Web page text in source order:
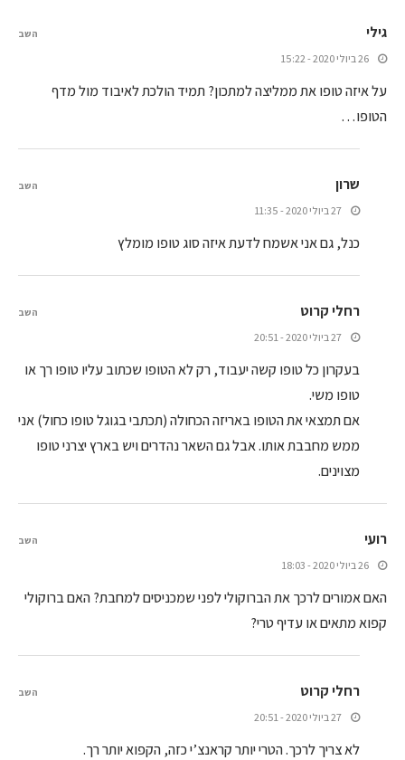
גילי
26 ביולי 2020 - 15:22
על איזה טופו את ממליצה למתכון? תמיד הולכת לאיבוד מול מדף
הטופו…
השב
שרון
27 ביולי 2020 - 11:35
כנל, גם אני אשמח לדעת איזה סוג טופו מומלץ
השב
רחלי קרוט
27 ביולי 2020 - 20:51
בעקרון כל טופו קשה יעבוד, רק לא הטופו שכתוב עליו טופו רך או
טופו משי.
אם תמצאי את הטופו באריזה הכחולה (תכתבי בגוגל טופו כחול) אני
ממש מחבבת אותו. אבל גם השאר נהדרים ויש בארץ יצרני טופו
מצוינים.
השב
רועי
26 ביולי 2020 - 18:03
האם אמורים לרכך את הברוקולי לפני שמכניסים למחבת? האם ברוקולי
קפוא מתאים או עדיף טרי?
השב
רחלי קרוט
27 ביולי 2020 - 20:51
לא צריך לרכך. הטרי יותר קראנצ’י כזה, הקפוא יותר רך.
השב